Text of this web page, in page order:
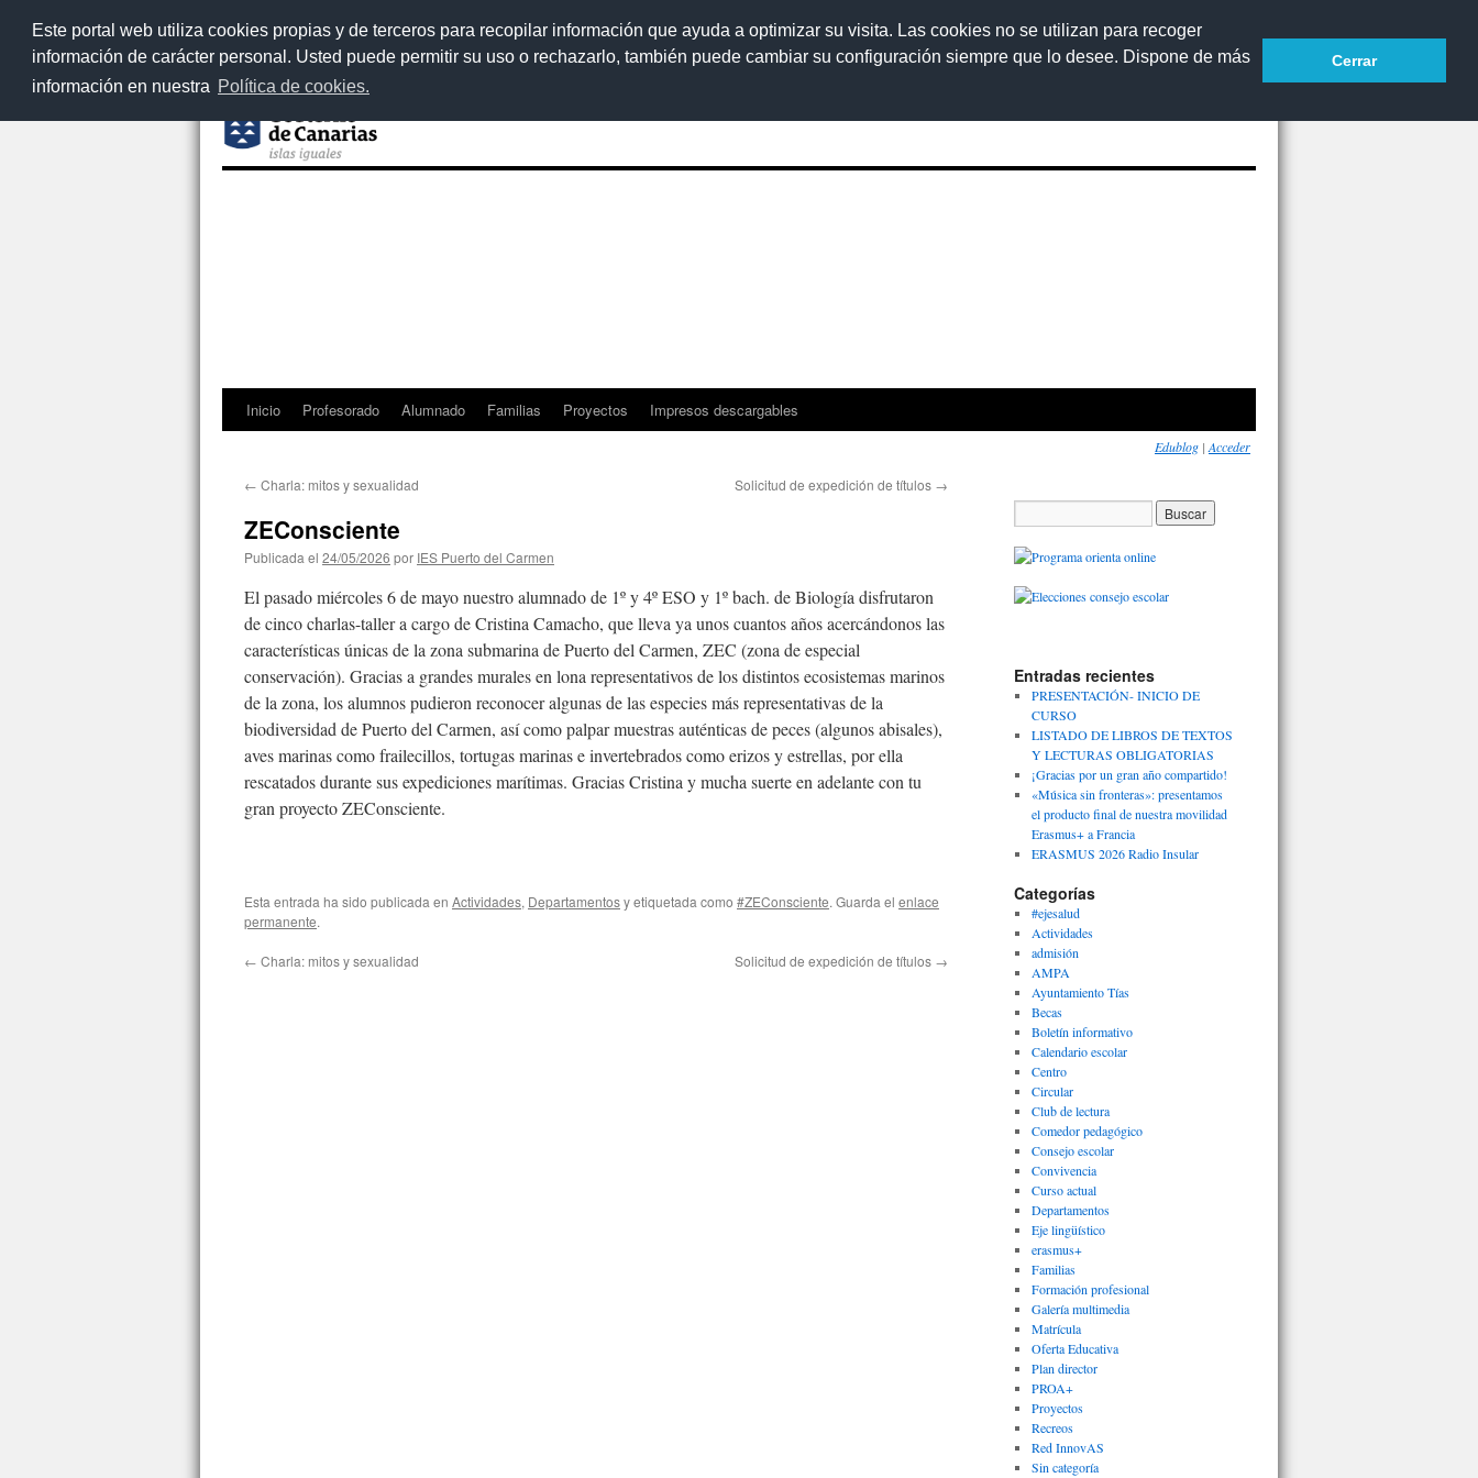
Este portal web utiliza cookies propias y de terceros para recopilar información que ayuda a optimizar su visita. Las cookies no se utilizan para recoger
información de carácter personal. Usted puede permitir su uso o rechazarlo, también puede cambiar su configuración siempre que lo desee. Dispone de más
información en nuestra Política de cookies.
Cerrar
Accesibilidad
Saltar
contenido
Inicio Profesorado Alumnado Familias Proyectos Impresos descargables
Edublog | Acceder
← Charla: mitos y sexualidad Solicitud de expedición de títulos →
ZEConsciente
Publicada el 24/05/2026 por IES Puerto del Carmen
El pasado miércoles 6 de mayo nuestro alumnado de 1º y 4º ESO y 1º bach. de Biología disfrutaron
de cinco charlas-taller a cargo de Cristina Camacho, que lleva ya unos cuantos años acercándonos las
características únicas de la zona submarina de Puerto del Carmen, ZEC (zona de especial
conservación). Gracias a grandes murales en lona representativos de los distintos ecosistemas marinos
de la zona, los alumnos pudieron reconocer algunas de las especies más representativas de la
biodiversidad de Puerto del Carmen, así como palpar muestras auténticas de peces (algunos abisales),
aves marinas como frailecillos, tortugas marinas e invertebrados como erizos y estrellas, por ella
rescatados durante sus expediciones marítimas. Gracias Cristina y mucha suerte en adelante con tu
gran proyecto ZEConsciente.
Esta entrada ha sido publicada en Actividades, Departamentosy etiquetada como #ZEConsciente. Guarda el enlace
permanente.
← Charla: mitos y sexualidad Solicitud de expedición de títulos →
Entradas recientes
PRESENTACIÓN- INICIO DE
CURSO
LISTADO DE LIBROS DE TEXTOS
Y LECTURAS OBLIGATORIAS
¡Gracias por un gran año compartido!
«Música sin fronteras»: presentamos
el producto final de nuestra movilidad
Erasmus+ a Francia
ERASMUS 2026 Radio Insular
Categorías
#ejesalud
Actividades
admisión
AMPA
Ayuntamiento Tías
Becas
Boletín informativo
Calendario escolar
Centro
Circular
Club de lectura
Comedor pedagógico
Consejo escolar
Convivencia
Curso actual
Departamentos
Eje lingüístico
erasmus+
Familias
Formación profesional
Galería multimedia
Matrícula
Oferta Educativa
Plan director
PROA+
Proyectos
Recreos
Red InnovAS
Sin categoría